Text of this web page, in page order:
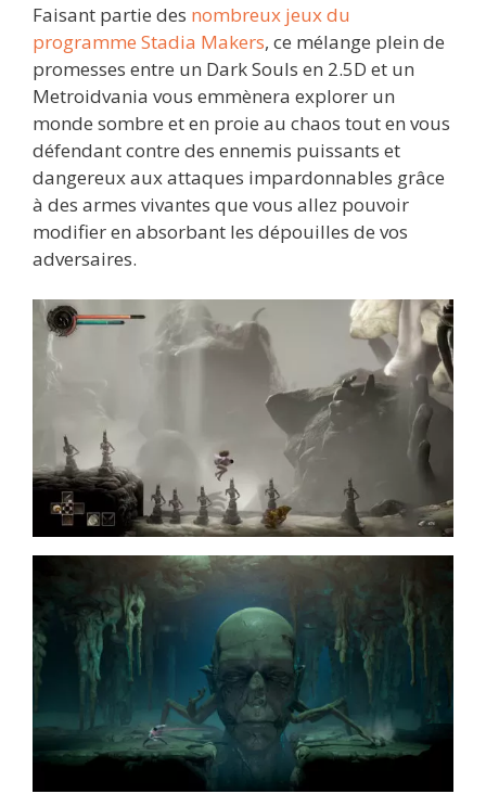
Faisant partie des nombreux jeux du
programme Stadia Makers, ce mélange plein de
promesses entre un Dark Souls en 2.5D et un
Metroidvania vous emmènera explorer un
monde sombre et en proie au chaos tout en vous
défendant contre des ennemis puissants et
dangereux aux attaques impardonnables grâce
à des armes vivantes que vous allez pouvoir
modifier en absorbant les dépouilles de vos
adversaires.